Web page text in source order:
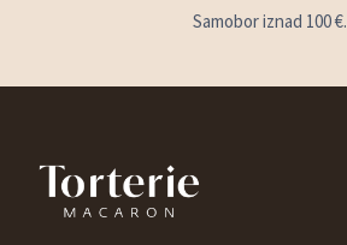
Samobor iznad 100 €.